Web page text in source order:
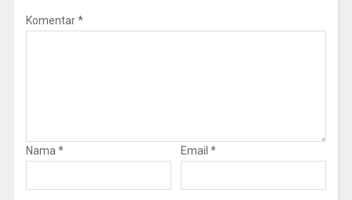
Komentar*
Nama * Email *